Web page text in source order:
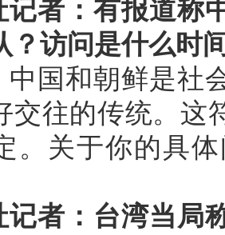
记者：有报道称
？访问是什么时
中国和朝鲜是社
交往的传统。这
。关于你的具
记者：台湾当局